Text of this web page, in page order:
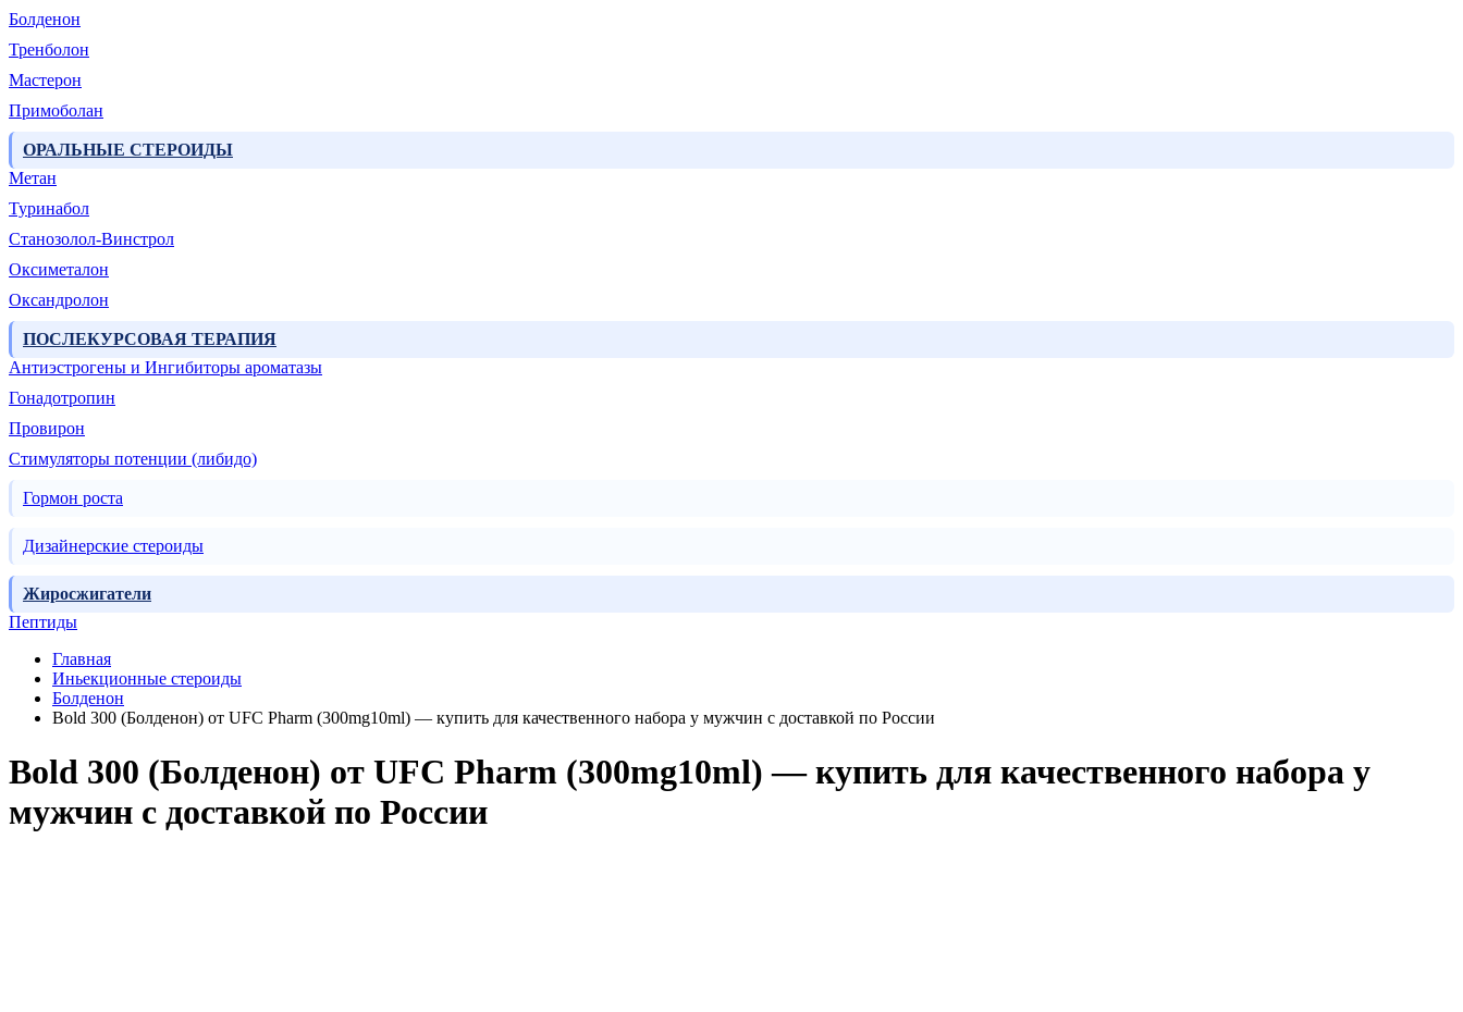
Болденон
Тренболон
Мастерон
Примоболан
ОРАЛЬНЫЕ СТЕРОИДЫ
Метан
Туринабол
Станозолол-Винстрол
Оксиметалон
Оксандролон
ПОСЛЕКУРСОВАЯ ТЕРАПИЯ
Антиэстрогены и Ингибиторы ароматазы
Гонадотропин
Провирон
Стимуляторы потенции (либидо)
Гормон роста
Дизайнерские стероиды
Жиросжигатели
Пептиды
Главная
Иньекционные стероиды
Болденон
Bold 300 (Болденон) от UFC Pharm (300mg10ml) — купить для качественного набора у мужчин с доставкой по России
Bold 300 (Болденон) от UFC Pharm (300mg10ml) — купить для качественного набора у
мужчин с доставкой по России